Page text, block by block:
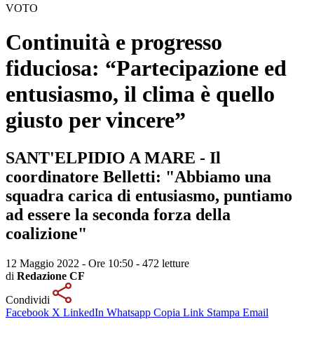
VOTO
Continuità e progresso
fiduciosa: “Partecipazione ed
entusiasmo, il clima è quello
giusto per vincere”
SANT'ELPIDIO A MARE - Il
coordinatore Belletti: "Abbiamo una
squadra carica di entusiasmo, puntiamo
ad essere la seconda forza della
coalizione"
12 Maggio 2022 - Ore 10:50 - 472 letture
di Redazione CF
Condividi
Facebook X LinkedIn Whatsapp Copia Link Stampa Email